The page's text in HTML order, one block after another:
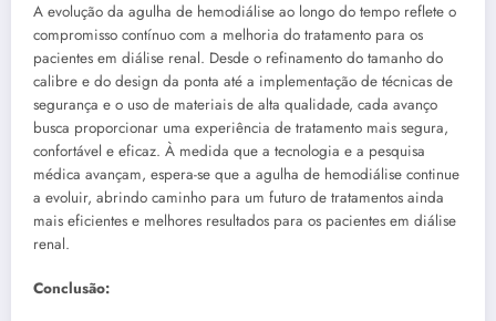
A evolução da agulha de hemodiálise ao longo do tempo reflete o
compromisso contínuo com a melhoria do tratamento para os
pacientes em diálise renal. Desde o refinamento do tamanho do
calibre e do design da ponta até a implementação de técnicas de
segurança e o uso de materiais de alta qualidade, cada avanço
busca proporcionar uma experiência de tratamento mais segura,
confortável e eficaz. À medida que a tecnologia e a pesquisa
médica avançam, espera-se que a agulha de hemodiálise continue
a evoluir, abrindo caminho para um futuro de tratamentos ainda
mais eficientes e melhores resultados para os pacientes em diálise
renal.
Conclusão: